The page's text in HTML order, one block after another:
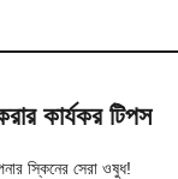
কার্যকর টিপস
স্কিনের সেরা ওষুধ!